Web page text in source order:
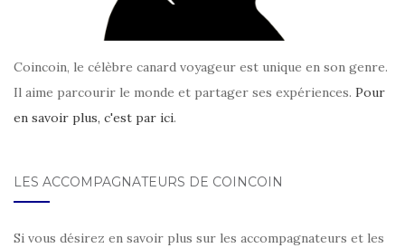
Coincoin, le célèbre canard voyageur est unique en son genre.
Il aime parcourir le monde et partager ses expériences. Pour
en savoir plus, c'est par ici.
LES ACCOMPAGNATEURS DE COINCOIN
Si vous désirez en savoir plus sur les accompagnateurs et les